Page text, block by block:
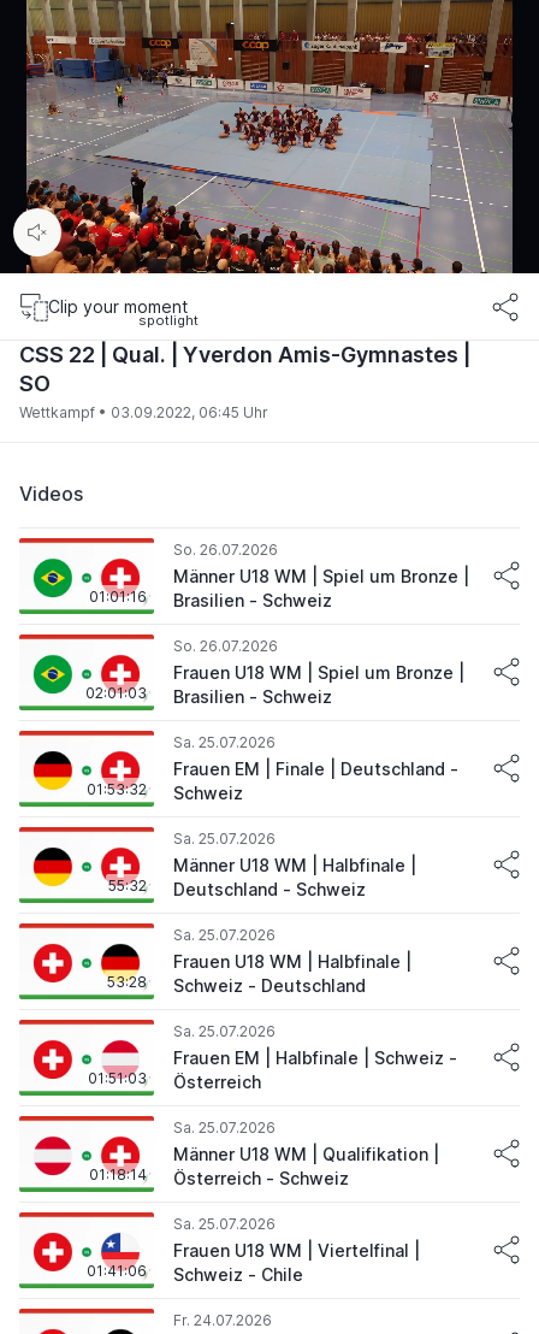
00:15 / 05:32
CSS 22 | Qual. | Yverdon Amis-Gymnastes |
SO
Wettkampf • 03.09.2022, 06:45 Uhr
Clip your moment
Videos
01:01:16
So. 26.07.2026
Männer U18 WM | Spiel um Bronze |
Brasilien - Schweiz
02:01:03
So. 26.07.2026
Frauen U18 WM | Spiel um Bronze |
Brasilien - Schweiz
01:53:32
Sa. 25.07.2026
Frauen EM | Finale | Deutschland -
Schweiz
55:32
Sa. 25.07.2026
Männer U18 WM | Halbfinale |
Deutschland - Schweiz
53:28
Sa. 25.07.2026
Frauen U18 WM | Halbfinale |
Schweiz - Deutschland
01:51:03
Sa. 25.07.2026
Frauen EM | Halbfinale | Schweiz -
Österreich
01:18:14
Sa. 25.07.2026
Männer U18 WM | Qualifikation |
Österreich - Schweiz
01:41:06
Sa. 25.07.2026
Frauen U18 WM | Viertelfinal |
Schweiz - Chile
Fr. 24.07.2026